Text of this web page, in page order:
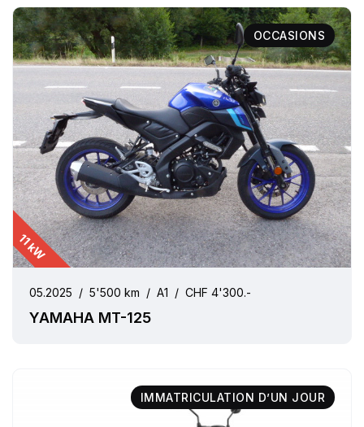
OCCASIONS
11 kW
05.2025 / 5'500 km / A1 / CHF 4'300.-
YAMAHA MT-125
IMMATRICULATION D’UN JOUR